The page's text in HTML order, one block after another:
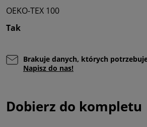
OEKO-TEX 100
Tak
Brakuje danych, których
Napisz do nas!
Dobierz do kompletu